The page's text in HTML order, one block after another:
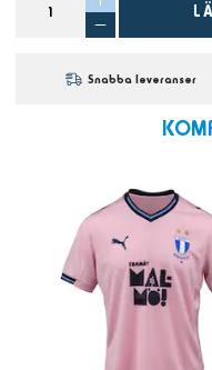
Snabba leveranser